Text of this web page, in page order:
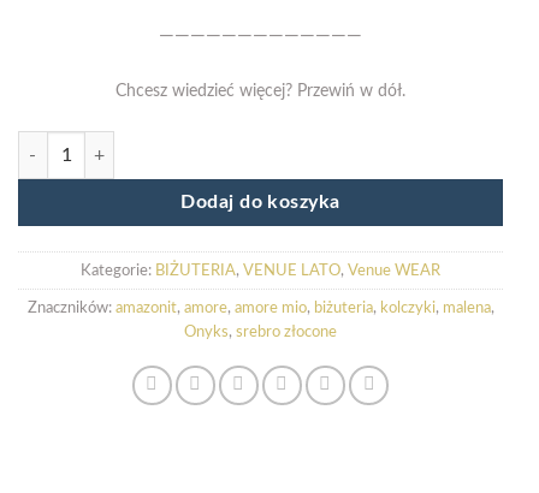
—————————————
Chcesz wiedzieć więcej? Przewiń w dół.
Dodaj do koszyka
Kategorie: BIŻUTERIA, VENUE LATO, Venue WEAR
Znaczników: amazonit, amore, amore mio, biżuteria, kolczyki, malena,
Onyks, srebro złocone